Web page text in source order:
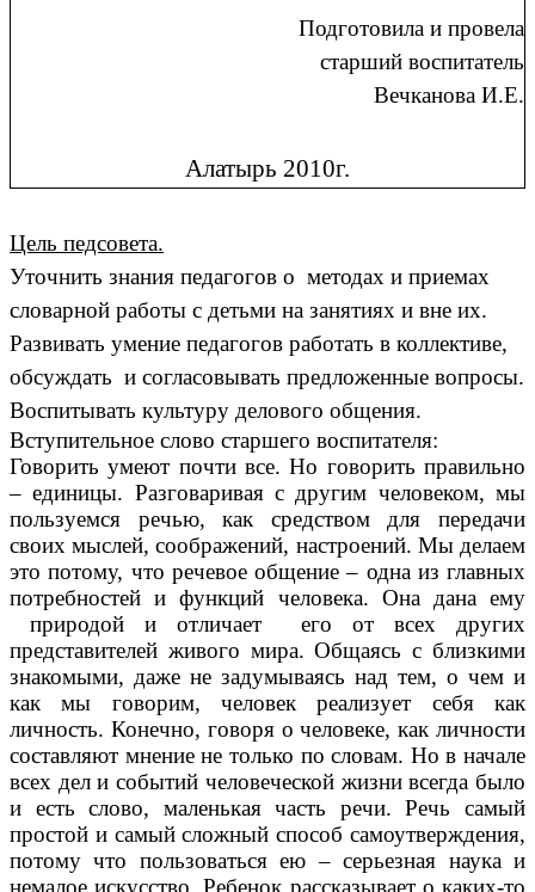
Подготовила и провела
старший воспитатель
Вечканова И.Е.
Алатырь 2010г.
Цель педсовета.
Уточнить знания педагогов о методах и приемах
словарной работы с детьми на занятиях и вне их.
Развивать умение педагогов работать в коллективе,
обсуждать и согласовывать предложенные вопросы.
Воспитывать культуру делового общения.
Вступительное слово старшего воспитателя:
Говорить умеют почти все. Но говорить правильно
– единицы. Разговаривая с другим человеком, мы
пользуемся речью, как средством для передачи
своих мыслей, соображений, настроений. Мы делаем
это потому, что речевое общение – одна из главных
потребностей и функций человека. Она дана ему
природой и отличает его от всех других
представителей живого мира. Общаясь с близкими
знакомыми, даже не задумываясь над тем, о чем и
как мы говорим, человек реализует себя как
личность. Конечно, говоря о человеке, как личности
составляют мнение не только по словам. Но в начале
всех дел и событий человеческой жизни всегда было
и есть слово, маленькая часть речи. Речь самый
простой и самый сложный способ самоутверждения,
потому что пользоваться ею – серьезная наука и
немалое искусство. Ребенок рассказывает о каких-то